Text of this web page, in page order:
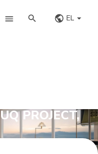
EL
PROJECT,